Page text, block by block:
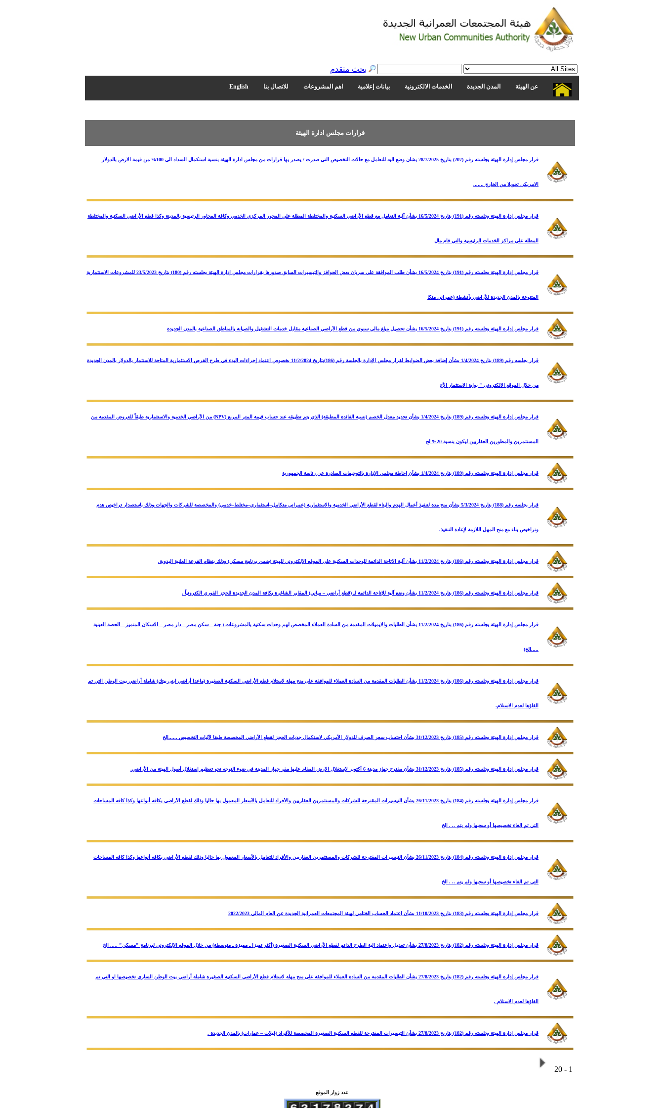
بحث متقدم
عن الهيئة المدن الجديدة الخدمات الالكترونية بيانات إعلامية اهم المشروعات للاتصال بنا English
قرارات مجلس ادارة الهيئة
قرار مجلس إدارة الهيئة بجلسته رقم (207) بتاريخ 28/7/2025 بشان وضع اليه للتعامل مع حالات التخصيص التى صدرت / يصدر بها قرارات من مجلس ادارة الهيئة بنسبة استكمال السداد الى 100% من قيمة الارض بالدولار
الامريكى تحويلا من الخارج .......
قرار مجلس إدارة الهيئة بجلسته رقم (191) بتاريخ 16/5/2024 بشأن آلية التعامل مع قطع الأراضي السكنية والمختلطة المطلة علي المحور المركزي الخدمي وكافة المحاور الرئيسية بالمدينة وكذا قطع الأراضي السكنية والمختلطة
المطلة علي مراكز الخدمات الرئيسية والتي قام مال
قرار مجلس إدارة الهيئة بجلسته رقم (191) بتاريخ 16/5/2024 بشأن طلب الموافقة على سريان بعض الحوافز والتيسيرات السابق صدورها بقرارات مجلس إدارة الهيئة بجلسته رقم (180) بتاريخ 23/5/2023 للمشروعات الاستثمارية
المتنوعة بالمدن الجديدة للأراضي بأنشطة (عمراني متكا
قرار مجلس إدارة الهيئة بجلسته رقم (191) بتاريخ 16/5/2024 بشأن تحصيل مبلغ مالي سنوي من قطع الأراضي الصناعية مقابل خدمات التشغيل والصيانة بالمناطق الصناعية بالمدن الجديدة
قرار بجلسه رقم (189) بتاريخ 1/4/2024 بشأن إضافة بعض الضوابط لقرار مجلس الإدارة بالجلسة رقم (186)بتاريخ 11/2/2024 بخصوص اعتماد إجراءات البدء في طرح الفرص الاستثمارية المتاحة للاستثمار بالدولار بالمدن الجديدة
من خلال الموقع الالكترونى " بوابة الاستثمار الأج
قرار مجلس إدارة الهيئة بجلسته رقم (189) بتاريخ 1/4/2024 بشأن تحديد معدل الخصم (نسبة الفائدة المطبقة) الذي يتم تطبيقه عند حساب قيمة المتر المربع (NPV) من الأراضي الخدمية والاستثمارية طبقاً للعروض المقدمة من
المستثمرين والمطورين العقاريين ليكون بنسبة 20% لج
قرار مجلس إدارة الهيئة بجلسته رقم (189) بتاريخ 1/4/2024 بشأن إحاطة مجلس الإدارة بالتوجيهات الصادرة عن رئاسة الجمهورية
قرار بجلسه رقم (188) بتاريخ 5/3/2024 بشأن منح مدة لتنفيذ أعمال الهدم والبناء لقطع الأراضي الخدمية والاستثمارية (عمراني متكامل–استثماري–مختلط–خدمي) والمخصصة للشركات والجهات.وذلك باستصدار تراخيص هدم
وتراخيص بناء مع منح المهل اللازمة لإعادة التنفيذ.
قرار مجلس إدارة الهيئة بجلسته رقم (186) بتاريخ 11/2/2024 بشأن آلية الاتاحة الدائمة للوحدات السكنية على الموقع الإلكتروني للهيئة (ضمن برنامج مسكن) وذلك بنظام القرعة العلنية اليدوية.
قرار مجلس إدارة الهيئة بجلسته رقم (186) بتاريخ 11/2/2024 بشأن وضع آلية للإتاحة الدائمة لـ (قطع أراضي – مباني) المقابر الشاغرة بكافة المدن الجديدة للحجز الفوري الكترونياً .
قرار مجلس إدارة الهيئة بجلسته رقم (186) بتاريخ 11/2/2024 بشأن الطلبات والايميلات المقدمة من السادة العملاء المخصص لهم وحدات سكنية بالمشروعات ( جنة – سكن مصر – دار مصر – الاسكان المتميز – الحصة العينية
.....الخ)
قرار مجلس إدارة الهيئة بجلسته رقم (186) بتاريخ 11/2/2024 بشأن الطلبات المقدمة من السادة العملاء للموافقة على منح مهلة لاستلام قطع الأراضي السكنية الصغيرة (ماعدا أراضي ابنى بيتك) شاملة أراضي بيت الوطن التي تم
الغاؤها لعدم الاستلام.
قرار مجلس إدارة الهيئة بجلسته رقم (185) بتاريخ 31/12/2023 بشأن احتساب سعر الصرف للدولار الأمريكي لاستكمال جديات الحجز لقطع الأراضي المخصصة طبقا لآليات التخصيص ......الخ
قرار مجلس إدارة الهيئة بجلسته رقم (185) بتاريخ 31/12/2023 بشأن مقترح جهاز مدينة 6 أكتوبر لإستغلال الارض المقام عليها مقر جهاز المدينة في ضوء التوجه نحو تعظيم إستغلال أصول الهيئة من الأراضي.
قرار مجلس إدارة الهيئة بجلسته رقم (184) بتاريخ 26/11/2023 بشأن التيسيرات المقترحة للشركات والمستثمرين العقاريين والأفراد للتعامل بالأسعار المعمول بها حاليا وذلك لقطع الأراضي بكافه أنواعها وكذا كافه المساحات
التي تم الغاء تخصيصها أو سحبها ولم يتم .. . الخ
قرار مجلس إدارة الهيئة بجلسته رقم (184) بتاريخ 26/11/2023 بشأن التيسيرات المقترحة للشركات والمستثمرين العقاريين والأفراد للتعامل بالأسعار المعمول بها حاليا وذلك لقطع الأراضي بكافه أنواعها وكذا كافه المساحات
التي تم الغاء تخصيصها أو سحبها ولم يتم .. . الخ
قرار مجلس إدارة الهيئة بجلسته رقم (183) بتاريخ 11/10/2023 بشأن اعتماد الحساب الختامي لهيئة المجتمعات العمرانية الجديدة عن العام المالي 2022/2023
قرار مجلس إدارة الهيئة بجلسته رقم (182) بتاريخ 27/8/2023 بشأن تعديل واعتماد الية الطرح الدائم لقطع الأراضي السكنية الصغيرة (أكثر تميزا ـ مميزة ـ متوسطة) من خلال الموقع الإلكتروني لبرنامج "مسكن" ..... الخ
قرار مجلس إدارة الهيئة بجلسته رقم (182) بتاريخ 27/8/2023 بشأن الطلبات المقدمة من السادة العملاء للموافقة على منح مهلة لاستلام قطع الأراضي السكنية الصغيرة شاملة أراضي بيت الوطن الساري تخصيصها او التي تم
الغاؤها لعدم الاستلام .
قرار مجلس إدارة الهيئة بجلسته رقم (182) بتاريخ 27/8/2023 بشأن التيسيرات المقترحة للقطع السكنية الصغيرة المخصصة للأفراد (فيلات – عمارات) بالمدن الجديدة .
1 - 20
عدد زوار الموقع